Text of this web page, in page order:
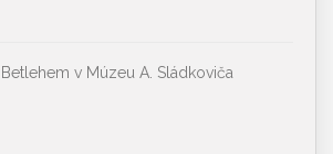
Betlehem v Múzeu A. Sládkoviča